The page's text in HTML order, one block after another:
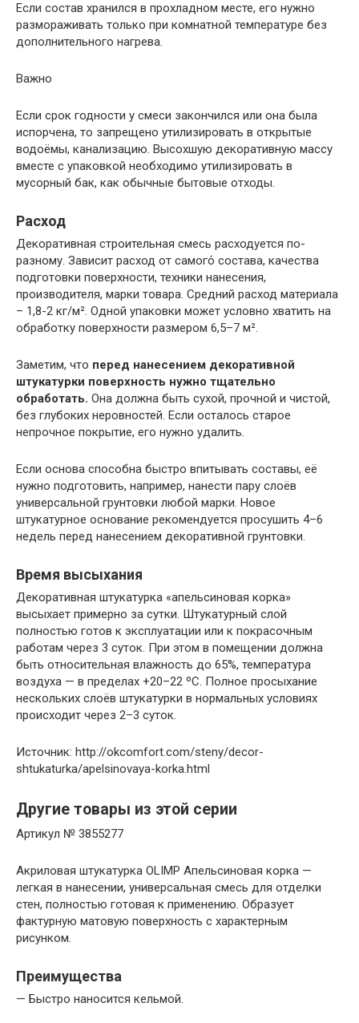
Если состав хранился в прохладном месте, его нужно
размораживать только при комнатной температуре без
дополнительного нагрева.
Важно
Если срок годности у смеси закончился или она была
испорчена, то запрещено утилизировать в открытые
водоёмы, канализацию. Высохшую декоративную массу
вместе с упаковкой необходимо утилизировать в
мусорный бак, как обычные бытовые отходы.
Расход
Декоративная строительная смесь расходуется по-
разному. Зависит расход от самого́ состава, качества
подготовки поверхности, техники нанесения,
производителя, марки товара. Средний расход материала
– 1,8-2 кг/м². Одной упаковки может условно хватить на
обработку поверхности размером 6,5–7 м².
Заметим, что перед нанесением декоративной
штукатурки поверхность нужно тщательно
обработать. Она должна быть сухой, прочной и чистой,
без глубоких неровностей. Если осталось старое
непрочное покрытие, его нужно удалить.
Если основа способна быстро впитывать составы, её
нужно подготовить, например, нанести пару слоёв
универсальной грунтовки любой марки. Новое
штукатурное основание рекомендуется просушить 4–6
недель перед нанесением декоративной грунтовки.
Время высыхания
Декоративная штукатурка «апельсиновая корка»
высыхает примерно за сутки. Штукатурный слой
полностью готов к эксплуатации или к покрасочным
работам через 3 суток. При этом в помещении должна
быть относительная влажность до 65%, температура
воздуха — в пределах +20–22 ºС. Полное просыхание
нескольких слоёв штукатурки в нормальных условиях
происходит через 2–3 суток.
Источник: http://okcomfort.com/steny/decor-
shtukaturka/apelsinovaya-korka.html
Другие товары из этой серии
Артикул № 3855277
Акриловая штукатурка OLIMP Апельсиновая корка —
легкая в нанесении, универсальная смесь для отделки
стен, полностью готовая к применению. Образует
фактурную матовую поверхность с характерным
рисунком.
Преимущества
— Быстро наносится кельмой.